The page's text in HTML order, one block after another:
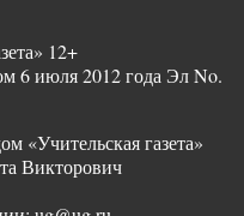
12+
6 июля 2012 года Эл No.
«Учительская газета»
Викторович